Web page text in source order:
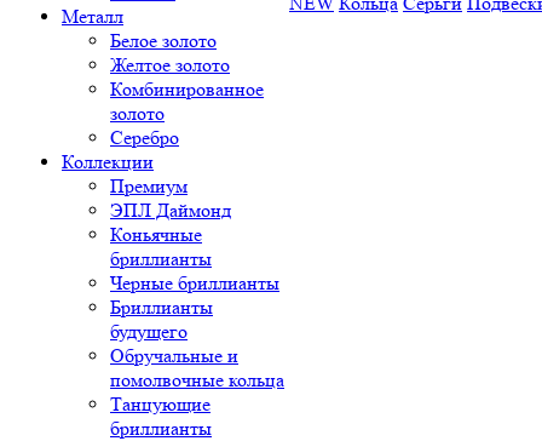
Металл
Белое золото
Желтое золото
Комбинированное
золото
Серебро
Коллекции
Премиум
ЭПЛ Даймонд
Коньячные
бриллианты
Черные бриллианты
Бриллианты
будущего
Обручальные и
помолвочные кольца
Танцующие
бриллианты